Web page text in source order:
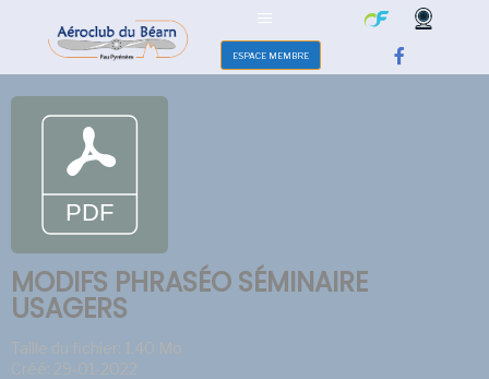
ESPACE MEMBRE
MODIFS PHRASÉO SÉMINAIRE
USAGERS
Taille du fichier: 1.40 Mo
Créé: 29-01-2022